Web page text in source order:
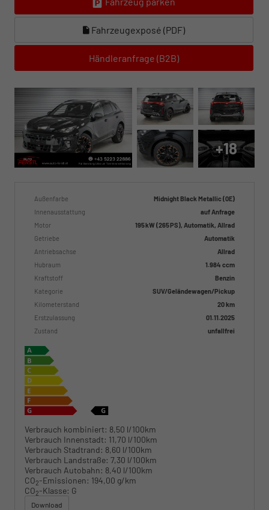
Fahrzeugexposé (PDF)
Händleranfrage (B2B)
+18
Außenfarbe
Midnight Black Metallic (0E)
Innenausstattung
auf Anfrage
Motor
195 kW (265 PS), Automatik, Allrad
Getriebe
Automatik
Antriebsachse
Allrad
Hubraum
1.984 ccm
Kraftstoff
Benzin
Kategorie
SUV/Geländewagen/Pickup
Kilometerstand
20 km
Erstzulassung
01.11.2025
Zustand
unfallfrei
Verbrauch kombiniert: 8,50 l/100km
Verbrauch Innenstadt: 11,70 l/100km
Verbrauch Stadtrand: 8,60 l/100km
Verbrauch Landstraße: 7,30 l/100km
Verbrauch Autobahn: 8,40 l/100km
CO2-Emissionen: 194,00 g/km
CO2-Klasse: G
Download